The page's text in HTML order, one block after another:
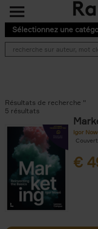
Aller au contenu principal
Sélectionnez une
Résultats de recherche ''
5 résultats
Igor
€